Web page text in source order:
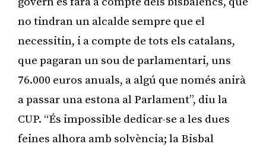
no tindran un alcalde sempre que el
necessitin, i a compte de tots els catalans,
que pagaran un sou de parlamentari, uns
76.000 euros anuals, a algú que només anirà
a passar una estona al Parlament”, diu la
CUP. “És impossible dedicar-se a les dues
feines alhora amb solvència; la Bisbal